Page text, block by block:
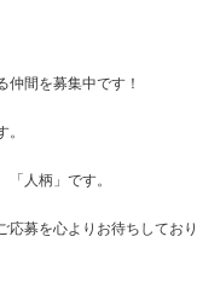
間を募集中です！
人柄」です。
応募を心よりお待ちしており